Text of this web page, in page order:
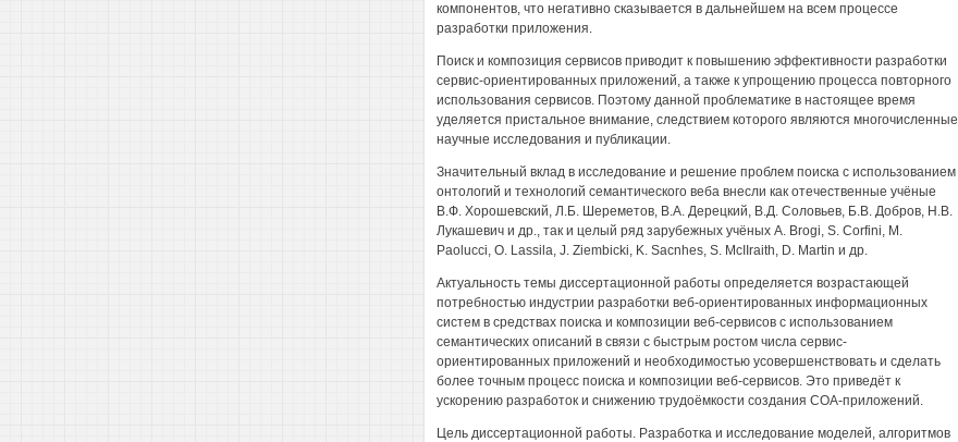
компонентов, что негативно сказывается в дальнейшем на всем процессе
разработки приложения.
Поиск и композиция сервисов приводит к повышению эффективности разработки
сервис-ориентированных приложений, а также к упрощению процесса повторного
использования сервисов. Поэтому данной проблематике в настоящее время
уделяется пристальное внимание, следствием которого являются многочисленные
научные исследования и публикации.
Значительный вклад в исследование и решение проблем поиска с использованием
онтологий и технологий семантического веба внесли как отечественные учёные
В.Ф. Хорошевский, Л.Б. Шереметов, В.А. Дерецкий, В.Д. Соловьев, Б.В. Добров, Н.В.
Лукашевич и др., так и целый ряд зарубежных учёных A. Brogi, S. Corfini, M.
Paolucci, О. Lassila, J. Ziembicki, K. Sacnhes, S. McIIraith, D. Martin и др.
Актуальность темы диссертационной работы определяется возрастающей
потребностью индустрии разработки веб-ориентированных информационных
систем в средствах поиска и композиции веб-сервисов с использованием
семантических описаний в связи с быстрым ростом числа сервис-
ориентированных приложений и необходимостью усовершенствовать и сделать
более точным процесс поиска и композиции веб-сервисов. Это приведёт к
ускорению разработок и снижению трудоёмкости создания СОА-приложений.
Цель диссертационной работы. Разработка и исследование моделей, алгоритмов